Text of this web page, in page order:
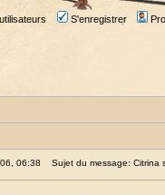
S'enregistrer
06:38 Sujet du message: Citrina